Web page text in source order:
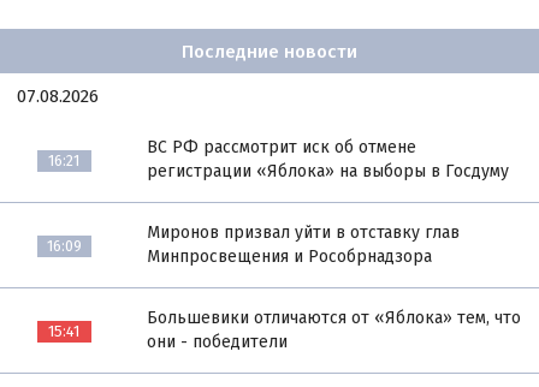
Последние новости
07.08.2026
16:21
ВС РФ рассмотрит иск об отмене
регистрации «Яблока» на выборы в Госдуму
16:09
Миронов призвал уйти в отставку глав
Минпросвещения и Рособрнадзора
15:41
Большевики отличаются от «Яблока» тем, что
они - победители